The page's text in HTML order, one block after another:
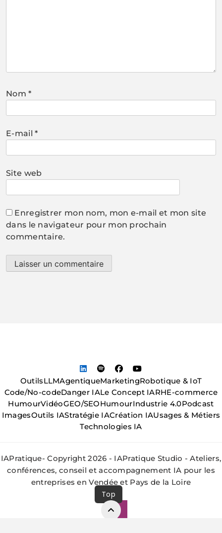
Nom*
E-mail*
Site web
Enregistrer mon nom, mon e-mail et mon site
dans le navigateur pour mon prochain
commentaire.
OutilsLLMAgentiqueMarketingRobotique & IoT
Code/No-codeDanger IALe Concept IARHE-commerce
HumourVidéoGEO/SEOHumourIndustrie 4.0Podcast
ImagesOutils IAStratégie IACréation IAUsages & Métiers
Technologies IA
IAPratique- Copyright 2026 - IAPratique Studio - Ateliers,
conférences, conseil et accompagnement IA pour les
entreprises en Vendée et Pays de la Loire
Top